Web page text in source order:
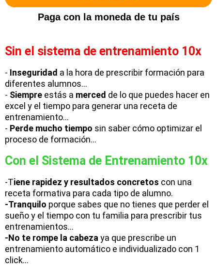
Paga con la moneda de tu país
Sin el sistema de entrenamiento 10x​
- Inseguridad a la hora de prescribir formación para
diferentes alumnos...
- Siempre estás a merced de lo que puedes hacer en
excel y el tiempo para generar una receta de
entrenamiento...
- Perde mucho tiempo sin saber cómo optimizar el
proceso de formación...
Con el Sistema de Entrenamiento 10x​
-Tiene rapidez y resultados concretos con una
receta formativa para cada tipo de alumno.
-Tranquilo porque sabes que no tienes que perder el
sueño y el tiempo con tu familia para prescribir tus
entrenamientos...
-No te rompe la cabeza ya que prescribe un
entrenamiento automático e individualizado con 1
click...